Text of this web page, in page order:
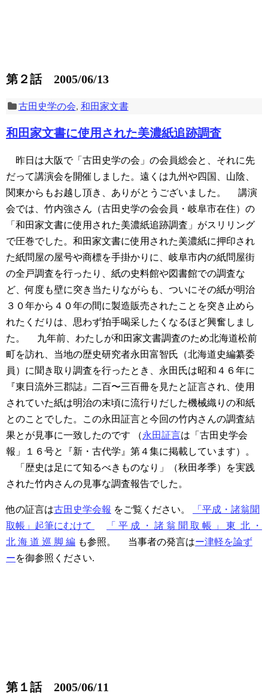
第２話 2005/06/13
古田史学の会, 和田家文書
和田家文書に使用された美濃紙追跡調査
昨日は大阪で「古田史学の会」の会員総会と、それに先
だって講演会を開催しました。遠くは九州や四国、山陰、
関東からもお越し頂き、ありがとうございました。
講演
会では、竹内強さん（古田史学の会会員・岐阜市在住）の
「和田家文書に使用された美濃紙追跡調査」がスリリング
で圧巻でした。和田家文書に使用された美濃紙に押印され
た紙問屋の屋号や商標を手掛かりに、岐阜市内の紙問屋街
の全戸調査を行ったり、紙の史料館や図書館での調査な
ど、何度も壁に突き当たりながらも、ついにその紙が明治
３０年から４０年の間に製造販売されたことを突き止めら
れたくだりは、思わず拍手喝采したくなるほど興奮しまし
た。
九年前、わたしが和田家文書調査のため北海道松前
町を訪れ、当地の歴史研究者永田富智氏（北海道史編纂委
員）に聞き取り調査を行ったとき、永田氏は昭和４６年に
『東日流外三郡誌』二百〜三百冊を見たと証言され、使用
されていた紙は明治の末頃に流行りだした機械織りの和紙
とのことでした。この永田証言と今回の竹内さんの調査結
果とが見事に一致したのです （永田証言は「古田史学会
報」１６号と『新・古代学』第４集に掲載しています）。
「歴史は足にて知るべきものなり」（秋田孝季）を実践
された竹内さんの見事な調査報告でした。
他の証言は古田史学会報 をご覧ください。
「平成・諸翁聞
取帳」起筆にむけて
「 平 成 ・ 諸 翁 聞 取 帳 」 東 北 ・
北 海 道 巡 脚 編 も参照。 当事者の発言はー津軽を論ず
ーを御参照ください.
第１話 2005/06/11